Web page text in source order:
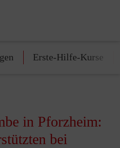
Erste-Hilfe-Kurse
in Pforzheim:
bei